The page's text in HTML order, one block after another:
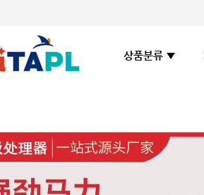
상품분류 ▼